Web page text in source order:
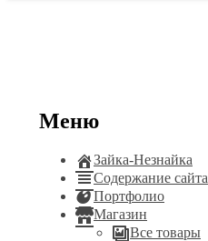
Меню
Зайка-Незнайка
Содержание сайта
Портфолио
Магазин
Все товары